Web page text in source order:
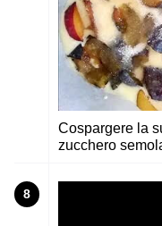
Cospargere la
zucchero
8